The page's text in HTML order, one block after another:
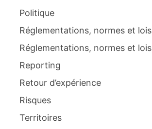
Politique
Réglementations, normes et lois
Réglementations, normes et lois
Reporting
Retour d’expérience
Risques
Territoires